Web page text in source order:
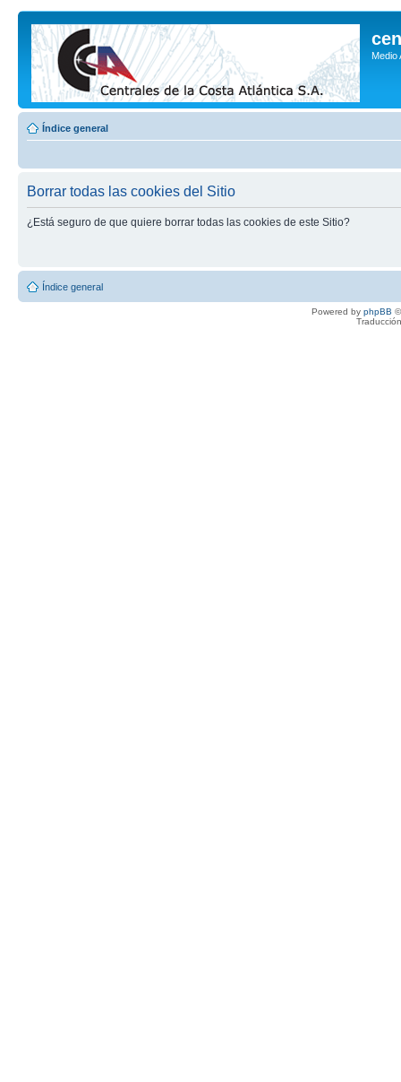
Medio
Índice general
Borrar todas las cookies del Sitio
¿Está seguro de que quiere borrar todas las cookies de este Sitio?
Índice general
Powered by phpBB